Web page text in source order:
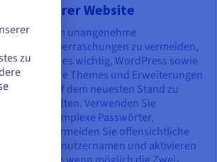
Ihrer Website
Um unangenehme
Überraschungen zu vermeiden,
ist es wichtig, WordPress sowie
Ihre Themes und Erweiterungen
auf dem neuesten Stand zu
halten. Verwenden Sie
komplexe Passwörter,
vermeiden Sie offensichtliche
Benutzernamen und aktivieren
zu